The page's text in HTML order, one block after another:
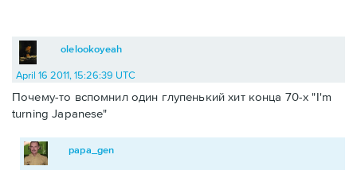
olelookoyeah
April 16 2011, 15:26:39 UTC
Почему-то вспомнил один глупенький хит конца 70-х "I'm
turning Japanese"
papa_gen